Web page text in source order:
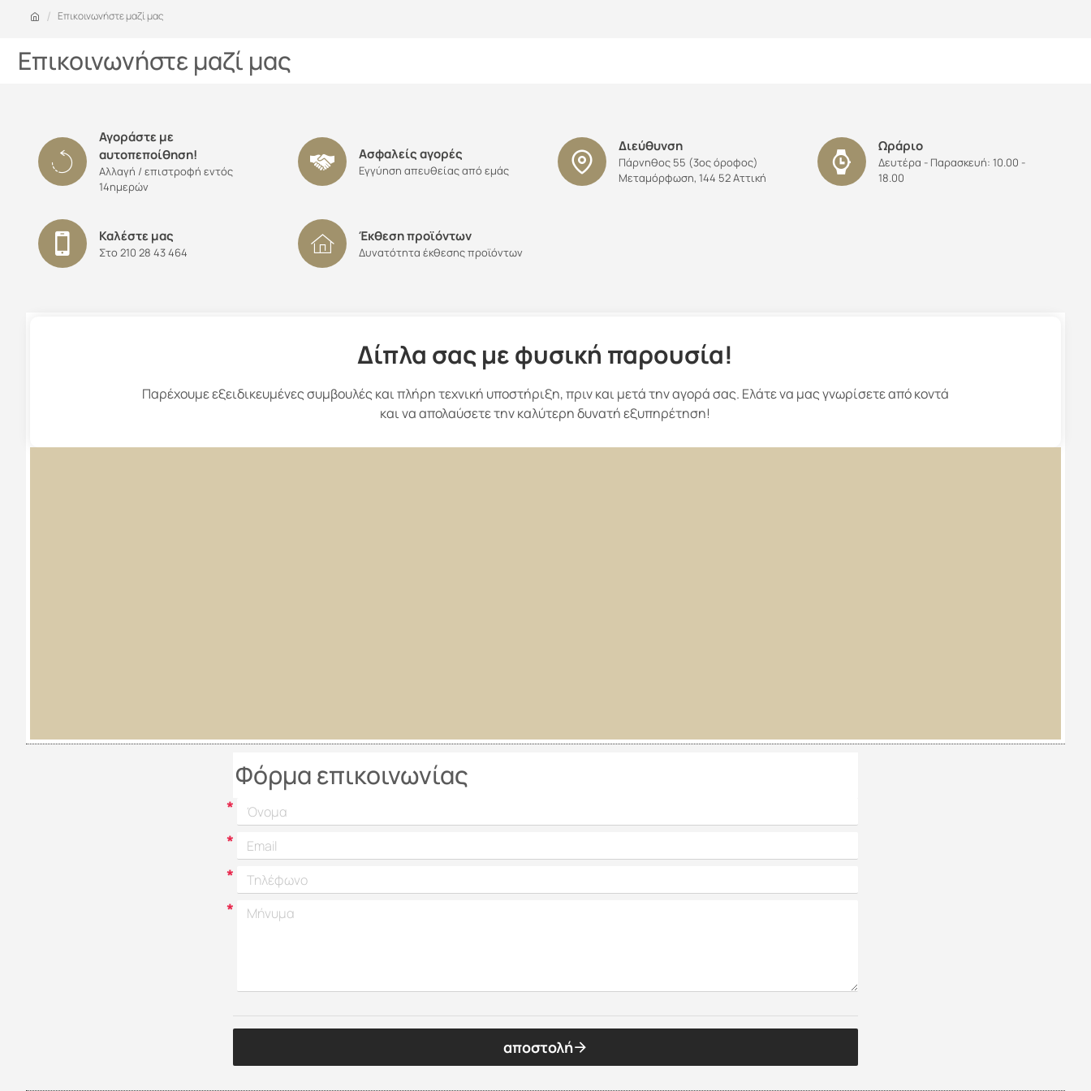
Επικοινωνήστε μαζί μας
Επικοινωνήστε μαζί μας
Αγοράστε με
αυτοπεποίθηση!
Αλλαγή / επιστροφή εντός
14ημερών
Ασφαλείς αγορές
Εγγύηση απευθείας από εμάς
Διεύθυνση
Πάρνηθος 55 (3ος όροφος)
Μεταμόρφωση, 144 52 Αττική
Ωράριο
Δευτέρα - Παρασκευή: 10.00 -
18.00
Καλέστε μας
Στο 210 28 43 464
Έκθεση προϊόντων
Δυνατότητα έκθεσης προϊόντων
Δίπλα σας με φυσική παρουσία!
Παρέχουμε εξειδικευμένες συμβουλές και πλήρη τεχνική υποστήριξη, πριν και μετά την αγορά σας. Ελάτε να μας γνωρίσετε από κοντά
και να απολαύσετε την καλύτερη δυνατή εξυπηρέτηση!
Φόρμα επικοινωνίας
αποστολή